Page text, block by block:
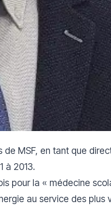
MSF, en tant que
à 2013.
pour la « médecine
au service des plus